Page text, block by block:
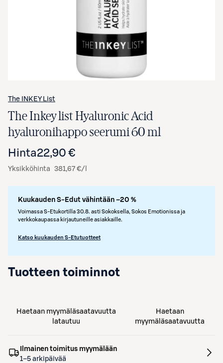
The INKEY List
The Inkey list Hyaluronic Acid
hyaluronihappo seerumi 60 ml
Hinta22,90 €
Yksikköhinta 381,67 €/l
Kuukauden S-Edut vähintään –20 %
Voimassa S-Etukortilla 30.8. asti Sokoksella, Sokos Emotionissa ja
verkkokaupassa kirjautuneille asiakkaille.
Katso kuukauden S-Etutuotteet
Tuotteen toiminnot
Haetaan myymäläsaatavuutta
latautuu
Haetaan
myymäläsaatavuutta
Ilmainen toimitus myymälään
1–5 arkipäivää